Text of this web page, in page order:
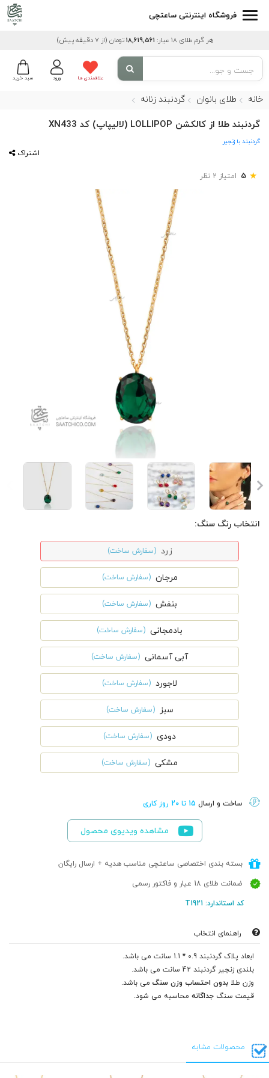
فروشگاه اینترنتی ساعتچی
هر گرم طلای 18 عیار: 18,619,561 تومان (از 7 دقیقه پیش)
سبد خرید ورود علاقمندی ها
خانه طلای بانوان گردنبند زنانه
گردنبند طلا از کالکشن LOLLIPOP (لالیپاپ) کد XN433
گردنبند با زنجیر
اشتراک
★
5 امتیاز 2 نظر
انتخاب رنگ سنگ:
زرد (سفارش ساخت)
مرجان (سفارش ساخت)
بنفش (سفارش ساخت)
بادمجانی (سفارش ساخت)
آبی آسمانی (سفارش ساخت)
لاجورد (سفارش ساخت)
سبز (سفارش ساخت)
دودی (سفارش ساخت)
مشکی (سفارش ساخت)
ساخت و ارسال 15 تا 20 روز کاری
مشاهده ویدیوی محصول
بسته بندی اختصاصی ساعتچی مناسب هدیه + ارسال رایگان
ضمانت طلای 18 عیار و فاکتور رسمی
کد استاندارد: T1921
راهنمای انتخاب
ابعاد پلاک گردنبند 0.9 * 1.1 سانت می باشد.
بلندی زنجیر گردنبند 42 سانت می باشد.
وزن طلا بدون احتساب وزن سنگ می باشد.
قیمت سنگ جداگانه محاسبه می شود.
محصولات مشابه